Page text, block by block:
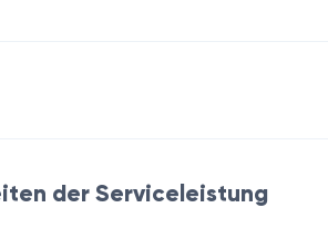
der Serviceleistung